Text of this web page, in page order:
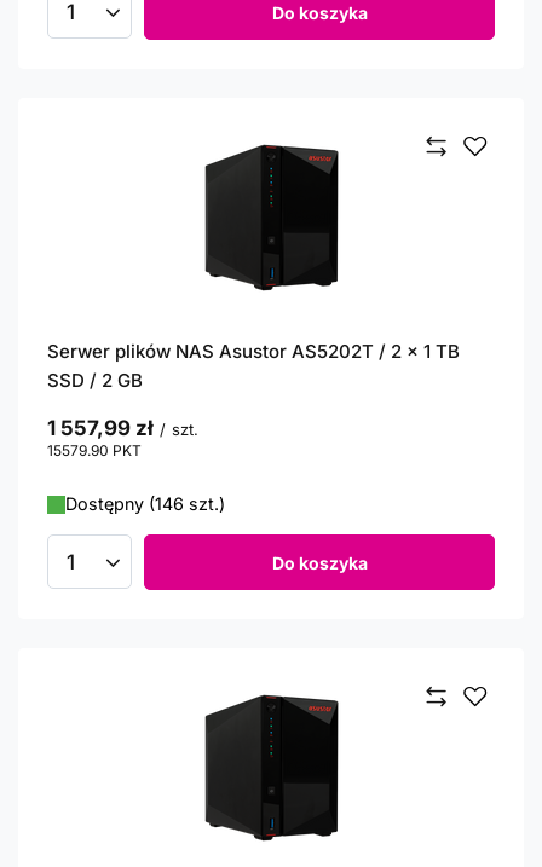
Ilość produktów Do koszyka
Serwer plików NAS Asustor AS5202T / 2 x 1 TB
SSD / 2 GB
1 557,99 zł / szt.
15579.90 PKT
Dostępny (146 szt.)
Ilość produktów Do koszyka